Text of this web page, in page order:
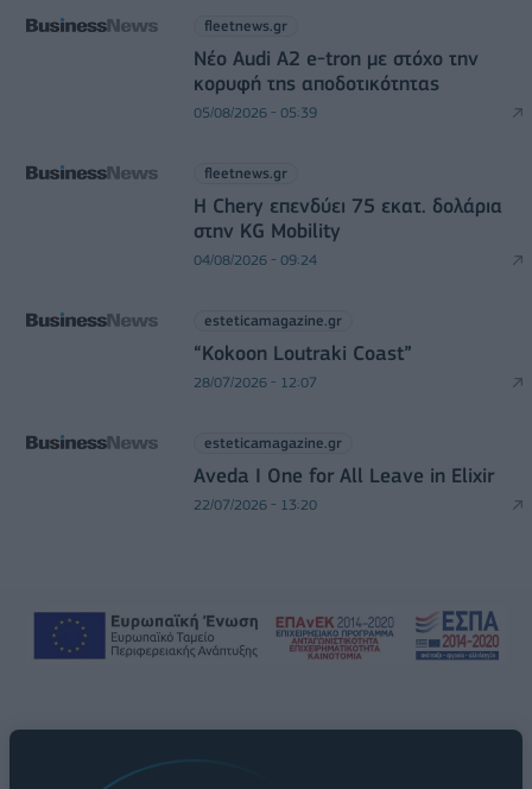
fleetnews.gr
Νέο Audi A2 e-tron με στόχο την
κορυφή της αποδοτικότητας
05/08/2026 - 05:39
fleetnews.gr
Η Chery επενδύει 75 εκατ. δολάρια
στην KG Mobility
04/08/2026 - 09:24
esteticamagazine.gr
“Kokoon Loutraki Coast”
28/07/2026 - 12:07
esteticamagazine.gr
Aveda I One for All Leave in Elixir
22/07/2026 - 13:20